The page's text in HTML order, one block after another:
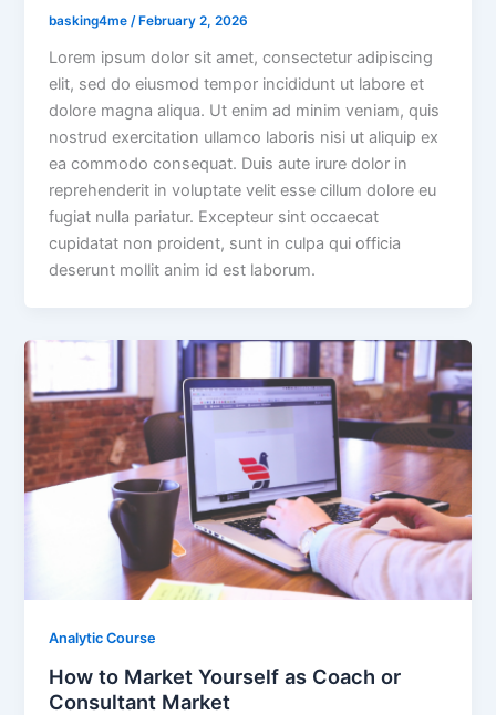
basking4me/ February 2, 2026
Lorem ipsum dolor sit amet, consectetur adipiscing
elit, sed do eiusmod tempor incididunt ut labore et
dolore magna aliqua. Ut enim ad minim veniam, quis
nostrud exercitation ullamco laboris nisi ut aliquip ex
ea commodo consequat. Duis aute irure dolor in
reprehenderit in voluptate velit esse cillum dolore eu
fugiat nulla pariatur. Excepteur sint occaecat
cupidatat non proident, sunt in culpa qui officia
deserunt mollit anim id est laborum.
Analytic Course
How to Market Yourself as Coach or
Consultant Market